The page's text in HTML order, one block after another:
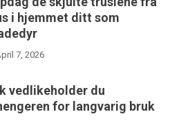
i hjemmet ditt som
7, 2026
vedlikeholder du
for langvarig bruk